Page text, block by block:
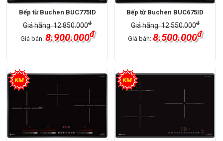
Bếp từ Buchen BUC775ID
Giá hãng: 12.850.000đ
Giá bán: 8.900.000đ
Bếp từ Buchen BUC675ID
Giá hãng: 12.550.000đ
Giá bán:8.500.000đ